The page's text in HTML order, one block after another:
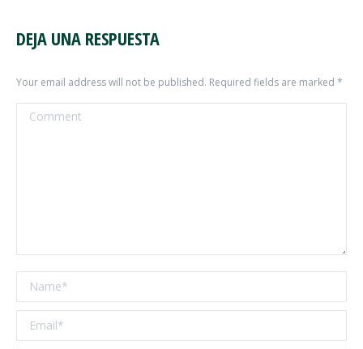
DEJA UNA RESPUESTA
Your email address will not be published. Required fields are marked *
Comment
Name *
Email *